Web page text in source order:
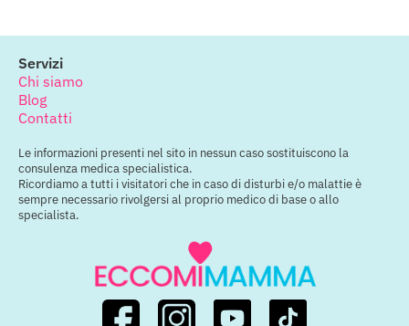
Servizi
Chi siamo
Blog
Contatti
Le informazioni presenti nel sito in nessun caso sostituiscono la
consulenza medica specialistica.
Ricordiamo a tutti i visitatori che in caso di disturbi e/o malattie è
sempre necessario rivolgersi al proprio medico di base o allo
specialista.